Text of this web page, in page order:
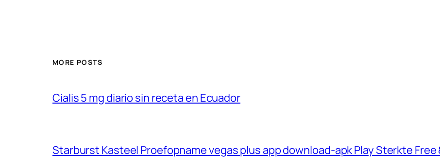
MORE POSTS
Cialis 5 mg diario sin receta en Ecuador
Starburst Kasteel Proefopname vegas plus app download-apk Play Sterkte Free